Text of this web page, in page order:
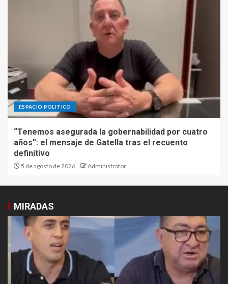
ESPACIO POLITICO
“Tenemos asegurada la gobernabilidad por cuatro
años”: el mensaje de Gatella tras el recuento
definitivo
5 de agosto de 2026 Administrator
MIRADAS